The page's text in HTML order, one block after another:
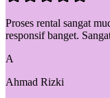
Proses rental sangat
responsif banget.
A
Ahmad Rizki